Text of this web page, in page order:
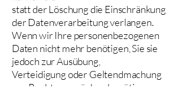
statt der Löschung die Einschränkung
der Datenverarbeitung verlangen.
Wenn wir Ihre personenbezogenen
Daten nicht mehr benötigen, Sie sie
jedoch zur Ausübung,
Verteidigung oder Geltendmachung
von Rechtsansprüchen benötigen,